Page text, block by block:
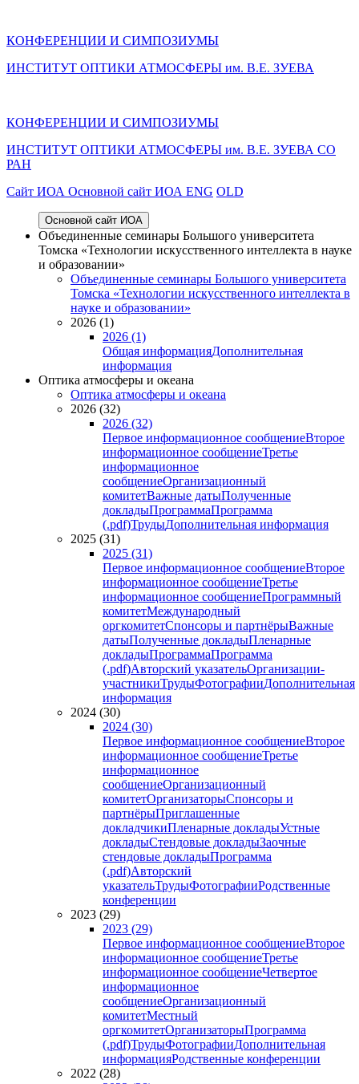
КОНФЕРЕНЦИИ И СИМПОЗИУМЫ
ИНСТИТУТ ОПТИКИ АТМОСФЕРЫ им. В.Е. ЗУЕВА
КОНФЕРЕНЦИИ И СИМПОЗИУМЫ
ИНСТИТУТ ОПТИКИ АТМОСФЕРЫ им. В.Е. ЗУЕВА СО
РАН
Cайт ИОА Основной сайт ИОА ENG OLD
Основной сайт ИОА
Объединенные семинары Большого университета
Томска «Технологии искусственного интеллекта в науке
и образовании»
Объединенные семинары Большого университета
Томска «Технологии искусственного интеллекта в
науке и образовании»
2026 (1)
2026 (1)
Общая информацияДополнительная
информация
Оптика атмосферы и океана
Оптика атмосферы и океана
2026 (32)
2026 (32)
Первое информационное сообщениеВторое
информационное сообщениеТретье
информационное
сообщениеОрганизационный
комитетВажные датыПолученные
докладыПрограммаПрограмма
(.pdf)ТрудыДополнительная информация
2025 (31)
2025 (31)
Первое информационное сообщениеВторое
информационное сообщениеТретье
информационное сообщениеПрограммный
комитетМеждународный
оргкомитетСпонсоры и партнёрыВажные
датыПолученные докладыПленарные
докладыПрограммаПрограмма
(.pdf)Авторский указательОрганизации-
участникиТрудыФотографииДополнительная
информация
2024 (30)
2024 (30)
Первое информационное сообщениеВторое
информационное сообщениеТретье
информационное
сообщениеОрганизационный
комитетОрганизаторыСпонсоры и
партнёрыПриглашенные
докладчикиПленарные докладыУстные
докладыСтендовые докладыЗаочные
стендовые докладыПрограмма
(.pdf)Авторский
указательТрудыФотографииРодственные
конференции
2023 (29)
2023 (29)
Первое информационное сообщениеВторое
информационное сообщениеТретье
информационное сообщениеЧетвертое
информационное
сообщениеОрганизационный
комитетМестный
оргкомитетОрганизаторыПрограмма
(.pdf)ТрудыФотографииДополнительная
информацияРодственные конференции
2022 (28)